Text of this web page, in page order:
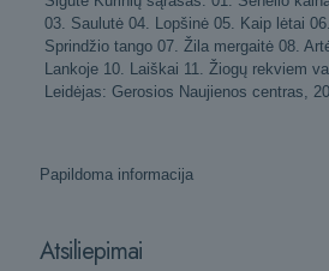
03. Saulutė 04. Lopšinė 05. Kaip lėtai
Sprindžio tango 07. Žila mergaitė 08.
Lankoje 10. Laiškai 11. Žiogų rekviem
Leidėjas: Gerosios Naujienos centras,
Papildoma informacija
Atsiliepimai